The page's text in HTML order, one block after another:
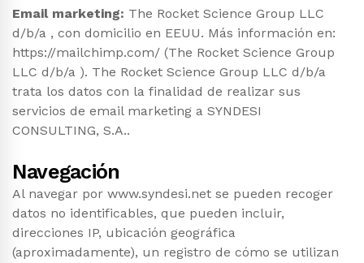
Email marketing: The Rocket Science Group LLC
d/b/a , con domicilio en EEUU. Más información en:
https://mailchimp.com/ (The Rocket Science Group
LLC d/b/a ). The Rocket Science Group LLC d/b/a
trata los datos con la finalidad de realizar sus
servicios de email marketing a SYNDESI
CONSULTING, S.A..
Navegación
Al navegar por www.syndesi.net se pueden recoger
datos no identificables, que pueden incluir,
direcciones IP, ubicación geográfica
(aproximadamente), un registro de cómo se utilizan